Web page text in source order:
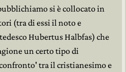
si è collocato in
(tra di essi il noto e
Hubertus Halbfas) che
un certo tipo di
tra il cristianesimo e